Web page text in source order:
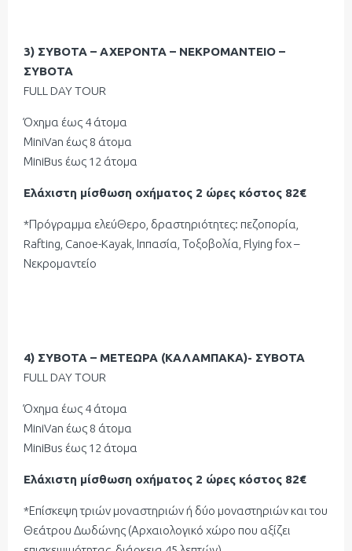
3) ΣΥΒΟΤΑ – ΑΧΕΡΟΝΤΑ – ΝΕΚΡΟΜΑΝΤΕΙΟ –
ΣΥΒΟΤΑ
FULL DAY TOUR
Όχημα έως 4 άτομα
ΜiniVan έως 8 άτομα
ΜiniBus έως 12 άτομα
Ελάχιστη μίσθωση οχήματος 2 ώρες κόστος 82€
*Πρόγραμμα ελεύΘερο, δραστηριότητες: πεζοπορία,
Rafting, Canoe-Kayak, Ιππασία, Τοξοβολία, Flying fox –
Νεκρομαντείο
4) ΣΥΒΟΤΑ – ΜΕΤΕΩΡΑ (ΚΑΛΑΜΠΑΚΑ)- ΣΥΒΟΤΑ
FULL DAY TOUR
Όχημα έως 4 άτομα
ΜiniVan έως 8 άτομα
ΜiniBus έως 12 άτομα
Ελάχιστη μίσθωση οχήματος 2 ώρες κόστος 82€
*Επίσκεψη τριών μοναστηριών ή δύο μοναστηριών και του
Θεάτρου Δωδώνης (Αρχαιολογικό χώρο που αξίζει